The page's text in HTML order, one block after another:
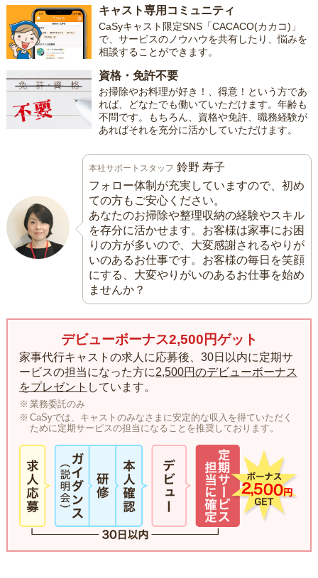
キャスト専用コミュニティ
CaSyキャスト限定SNS「CACACO(カカコ)」
で、サービスのノウハウを共有したり、悩みを
相談することができます。
資格・免許不要
お掃除やお料理が好き！、得意！という方であ
れば、どなたでも働いていただけます。年齢も
不問です。もちろん、資格や免許、職務経験が
あればそれを充分に活かしていただけます。
本社サポートスタッフ 鈴野 寿子
フォロー体制が充実していますので、初め
ての方もご安心ください。
あなたのお掃除や整理収納の経験やスキル
を存分に活かせます。お客様は家事にお困
りの方が多いので、大変感謝されるやりが
いのあるお仕事です。お客様の毎日を笑顔
にする、大変やりがいのあるお仕事を始め
ませんか？
デビューボーナス2,500円ゲット
家事代行キャストの求人に応募後、30日以内に定期サ
ービスの担当になった方に2,500円のデビューボーナス
をプレゼント しています。
業務委託のみ
CaSyでは、キャストのみなさまに安定的な収入を得ていただく
ために定期サービスの担当になることを推奨しております。